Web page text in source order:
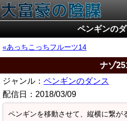
ペンギンの
あっちこっちフルーツ14
ナゾ
ジャンル： ペンギンのダンス
配信日： 2018/03/09
ペンギンを移動させて、縦横に繋が